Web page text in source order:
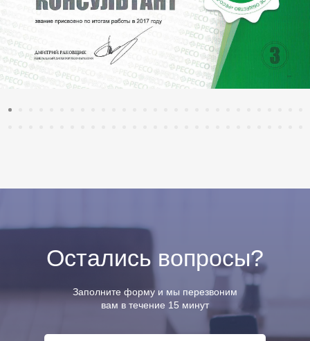
Остались вопросы?
Заполните форму и мы перезвоним
вам в течение 15 минут